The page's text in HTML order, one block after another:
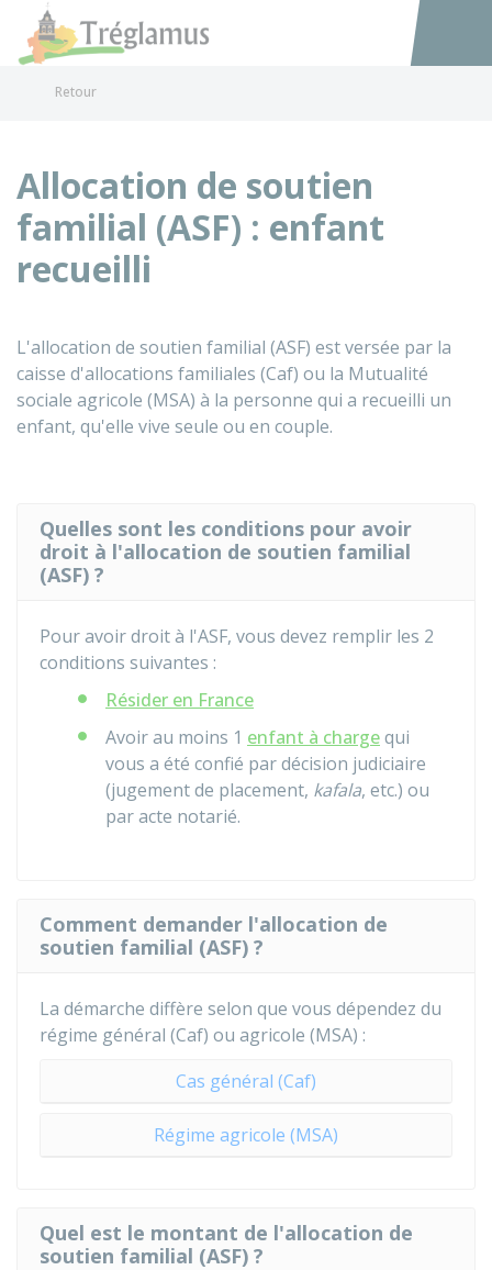
Accéder
Retour
Allocation de soutien
familial (ASF) : enfant
recueilli
L'allocation de soutien familial (ASF) est versée par la
caisse d'allocations familiales (Caf) ou la Mutualité
sociale agricole (MSA) à la personne qui a recueilli un
enfant, qu'elle vive seule ou en couple.
Quelles sont les conditions pour avoir
droit à l'allocation de soutien familial
(ASF) ?
Pour avoir droit à l'ASF, vous devez remplir les 2
conditions suivantes :
Résider en France
Avoir au moins 1 enfant à chargequi
vous a été confié par décision judiciaire
(jugement de placement, kafala, etc.) ou
par acte notarié.
Comment demander l'allocation de
soutien familial (ASF) ?
La démarche diffère selon que vous dépendez du
régime général (Caf) ou agricole (MSA) :
Cas général (Caf)
Régime agricole (MSA)
Quel est le montant de l'allocation de
soutien familial (ASF) ?